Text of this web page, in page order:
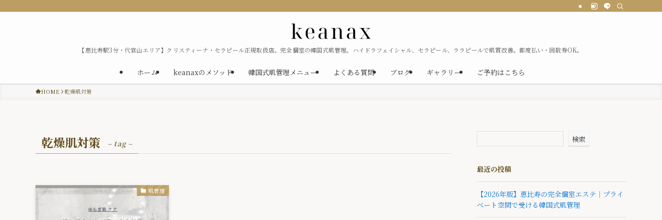
【恵比寿駅3分・代官山エリア】クリスティーナ・セラピール正規取扱店。完全個室の韓国式肌管理。ハイドラフェイシャル、セラピール、ララピールで肌質改善。都度払い・回数券OK。
ホーム keanaxのメソッド 韓国式肌管理メニュー よくある質問 ブログ ギャラリー ご予約はこちら
HOME 乾燥肌対策
乾燥肌対策 – tag –
肌管理
検索
最近の投稿
【2026年版】恵比寿の完全個室エステ｜プライ
ベート空間で受ける韓国式肌管理